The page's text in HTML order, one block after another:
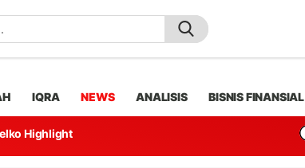
IQRA NEWS ANALISIS BISNIS FINANSIAL
Highlight